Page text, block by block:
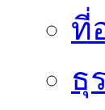
ที่
ธุ